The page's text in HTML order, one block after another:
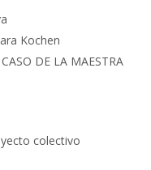
Kochen
DE LA MAESTRA
colectivo